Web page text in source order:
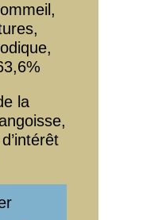
la